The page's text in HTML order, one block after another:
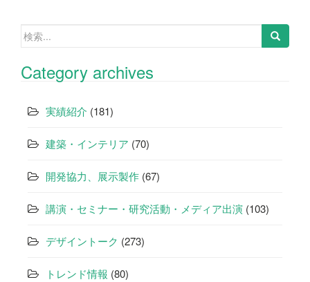
検
Category archives
実績紹介 (181)
建築・インテリア (70)
開発協力、展示製作 (67)
講演・セミナー・研究活動・メディア出演 (103)
デザイントーク (273)
トレンド情報 (80)